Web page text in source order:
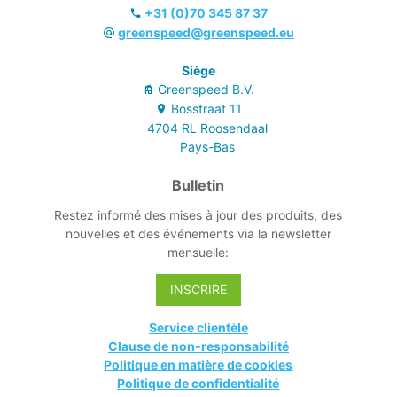
+31 (0)70 345 87 37
greenspeed@greenspeed.eu
Siège
Greenspeed B.V.
Bosstraat 11
4704 RL Roosendaal
Pays-Bas
Bulletin
Restez informé des mises à jour des produits, des
nouvelles et des événements via la newsletter
mensuelle:
INSCRIRE
Service clientèle
Clause de non-responsabilité
Politique en matière de cookies
Politique de confidentialité